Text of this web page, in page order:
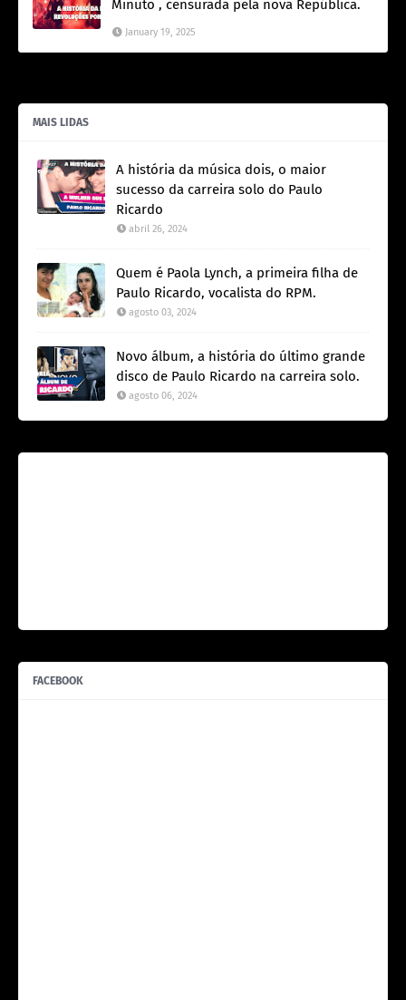
Minuto , censurada pela nova República.
January 19, 2025
MAIS LIDAS
A história da música dois, o maior
sucesso da carreira solo do Paulo
Ricardo
abril 26, 2024
Quem é Paola Lynch, a primeira filha de
Paulo Ricardo, vocalista do RPM.
agosto 03, 2024
Novo álbum, a história do último grande
disco de Paulo Ricardo na carreira solo.
agosto 06, 2024
FACEBOOK